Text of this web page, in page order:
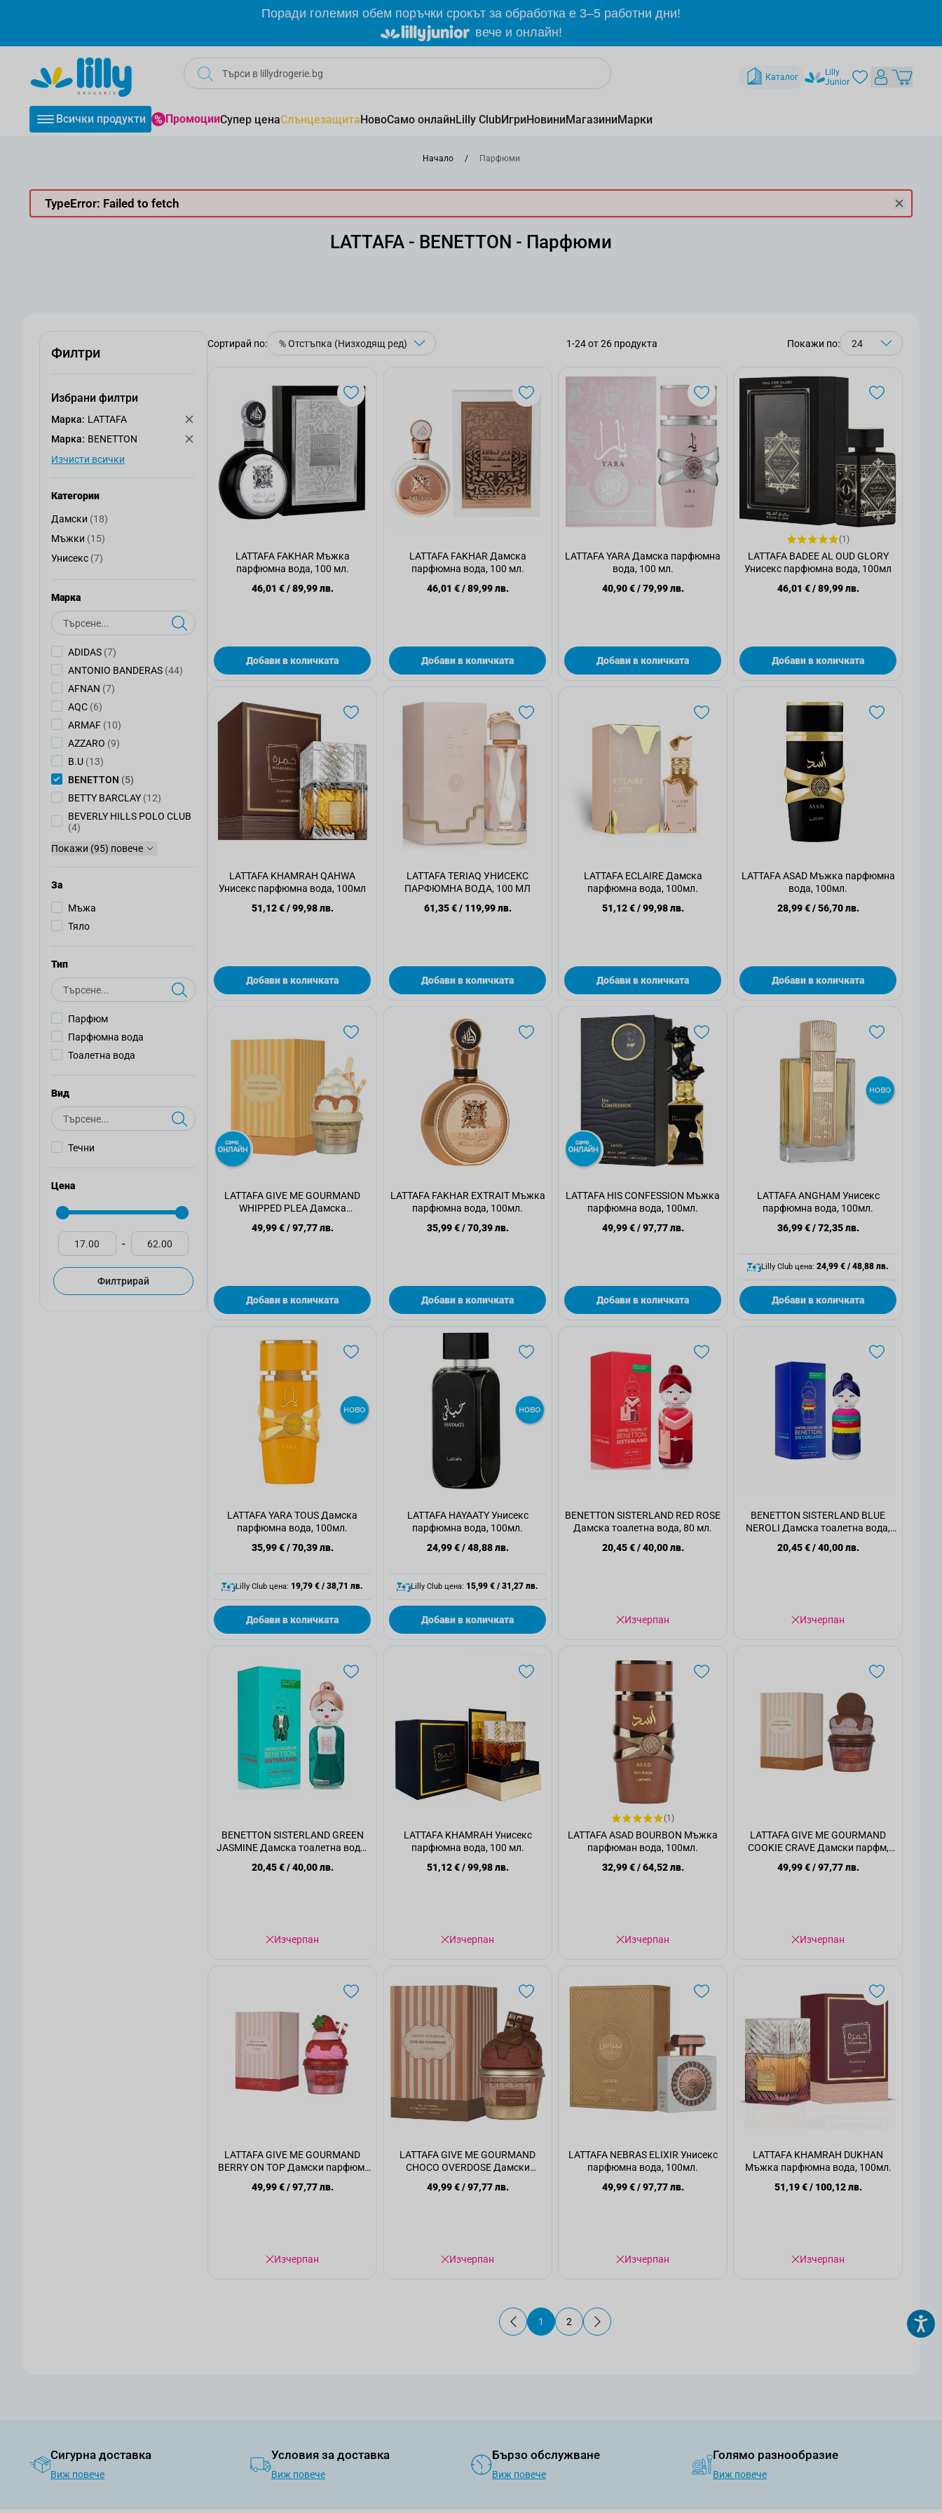
Поради големия обем поръчки срокът за обработка е 3–5 работни дни!
вече и онлайн!
Каталог
Lilly
Junior
Всички продукти ПромоцииСупер ценаСлънцезащитаНовоСамо онлайнLilly ClubИгриНовиниМагазиниМарки
Начало / Парфюми
TypeError: Failed to fetch
LATTAFA - BENETTON - Парфюми
Филтри
Избрани филтри
Mарка: LATTAFA
Mарка: BENETTON
Изчисти всички
Категории
Дамски
Дамски (18)
Мъжки
Мъжки (15)
Унисекс
Унисекс (7)
Mарка
Търсене
ADIDAS (7)
ANTONIO BANDERAS (44) артикули
AFNAN (7)
AQC (6)
ARMAF (10)
AZZARO (9)
B.U (13)
BENETTON (5)
BETTY BARCLAY (12)
BEVERLY HILLS POLO CLUB
(4)
Покажи (95) повече
За
Мъжа
Тяло
Тип
Търсене
Парфюм
Парфюмна вода
Тоалетна вода
Вид
Търсене
Течни
Цена
-
Филтрирай
Сортирай по: 1-24от26продукта Покажи по:
LATTAFA FAKHAR Мъжка
парфюмна вода, 100 мл.
46,01 €/89,99 лв.
Добави в количката
LATTAFA FAKHAR Дамска
парфюмна вода, 100 мл.
46,01 €/89,99 лв.
Добави в количката
LATTAFA YARA Дамска парфюмна
вода, 100 мл.
40,90 €/79,99 лв.
Добави в количката
(1)
LATTAFA BADEE AL OUD GLORY
Унисекс парфюмна вода, 100мл
46,01 €/89,99 лв.
Добави в количката
LATTAFA KHAMRAH QAHWA
Унисекс парфюмна вода, 100мл
51,12 €/99,98 лв.
Добави в количката
LATTAFA TERIAQ УНИСЕКС
ПАРФЮМНА ВОДА, 100 МЛ
61,35 €/ 119,99 лв.
Добави в количката
LATTAFA ECLAIRE Дамска
парфюмна вода, 100мл.
51,12 €/99,98 лв.
Добави в количката
LATTAFA ASAD Мъжка парфюмна
вода, 100мл.
28,99 €/56,70 лв.
Добави в количката
LATTAFA GIVE ME GOURMAND
WHIPPED PLEA Дамска
49,99 €/97,77 лв.
Добави в количката
LATTAFA FAKHAR EXTRAIT Мъжка
парфюмна вода, 100мл.
35,99 €/70,39 лв.
Добави в количката
LATTAFA HIS CONFESSION Мъжка
парфюмна вода, 100мл.
49,99 €/97,77 лв.
Добави в количката
LATTAFA ANGHAM Унисекс
парфюмна вода, 100мл.
36,99 €/72,35 лв.
Lilly Club цена: 24,99 € / 48,88 лв.
Добави в количката
LATTAFA YARA TOUS Дамска
парфюмна вода, 100мл.
35,99 €/70,39 лв.
Lilly Club цена: 19,79 € / 38,71 лв.
Добави в количката
LATTAFA HAYAATY Унисекс
парфюмна вода, 100мл.
24,99 €/48,88 лв.
Lilly Club цена: 15,99 € / 31,27 лв.
Добави в количката
BENETTON SISTERLAND RED ROSE
Дамска тоалетна вода, 80 мл.
20,45 €/40,00 лв.
Изчерпан
BENETTON SISTERLAND BLUE
NEROLI Дамска тоалетна вода,
20,45 €/40,00 лв.
Изчерпан
BENETTON SISTERLAND GREEN
JASMINE Дамска тоалетна вода,
20,45 €/40,00 лв.
Изчерпан
LATTAFA KHAMRAH Унисекс
парфюмна вода, 100 мл.
51,12 €/99,98 лв.
Изчерпан
(1)
LATTAFA ASAD BOURBON Мъжка
парфюман вода, 100мл.
32,99 €/64,52 лв.
Изчерпан
LATTAFA GIVE ME GOURMAND
COOKIE CRAVE Дамски парфм,
49,99 €/97,77 лв.
Изчерпан
LATTAFA GIVE ME GOURMAND
BERRY ON TOP Дамски парфюм,
49,99 €/97,77 лв.
Изчерпан
LATTAFA GIVE ME GOURMAND
CHOCO OVERDOSE Дамски
49,99 €/97,77 лв.
Изчерпан
LATTAFA NEBRAS ELIXIR Унисекс
парфюмна вода, 100мл.
49,99 €/97,77 лв.
Изчерпан
LATTAFA KHAMRAH DUKHAN
Мъжка парфюмна вода, 100мл.
51,19 €/ 100,12 лв.
Изчерпан
В момента четете страница
1
Страница
2
Сигурна доставка
Виж повече
Условия за доставка
Виж повече
Бързо обслужване
Виж повече
Голямо разнообразие
Виж повече